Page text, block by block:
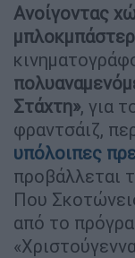
Ανοίγοντας
μπλοκμπάστερ
Στάχτη», για
φραντσάιζ,
υπόλοιπες
προβάλλεται
Που
από το